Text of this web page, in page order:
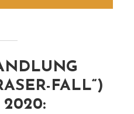
FALL“)
2020: